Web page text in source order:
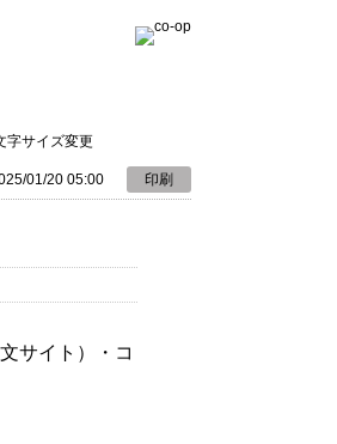
字サイズ変更
01/20 05:00 印刷
サイト）・コ